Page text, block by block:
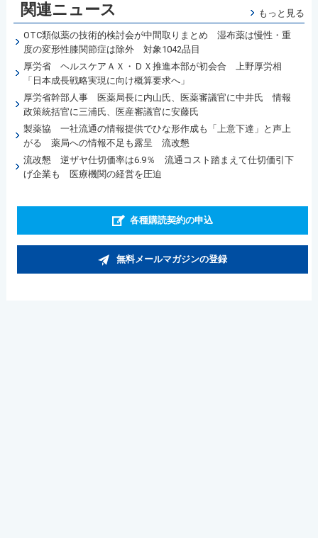
関連ニュース もっと見る
OTC類似薬の技術的検討会が中間取りまとめ 湿布薬は慢性・重
度の変形性膝関節症は除外 対象1042品目
厚労省 ヘルスケアＡＸ・ＤＸ推進本部が初会合 上野厚労相
「日本成長戦略実現に向け概算要求へ」
厚労省幹部人事 医薬局長に内山氏、医薬審議官に中井氏 情報
政策統括官に三浦氏、医産審議官に安藤氏
製薬協 一社流通の情報提供でひな形作成も「上意下達」と声上
がる 薬局への情報不足も露呈 流改懇
流改懇 逆ザヤ仕切価率は6.9％ 流通コスト踏まえて仕切価引下
げ企業も 医療機関の経営を圧迫
各種購読契約の申込
無料メールマガジンの登録